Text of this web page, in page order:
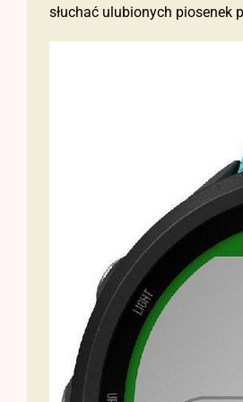
słuchać ulubionych piosenek